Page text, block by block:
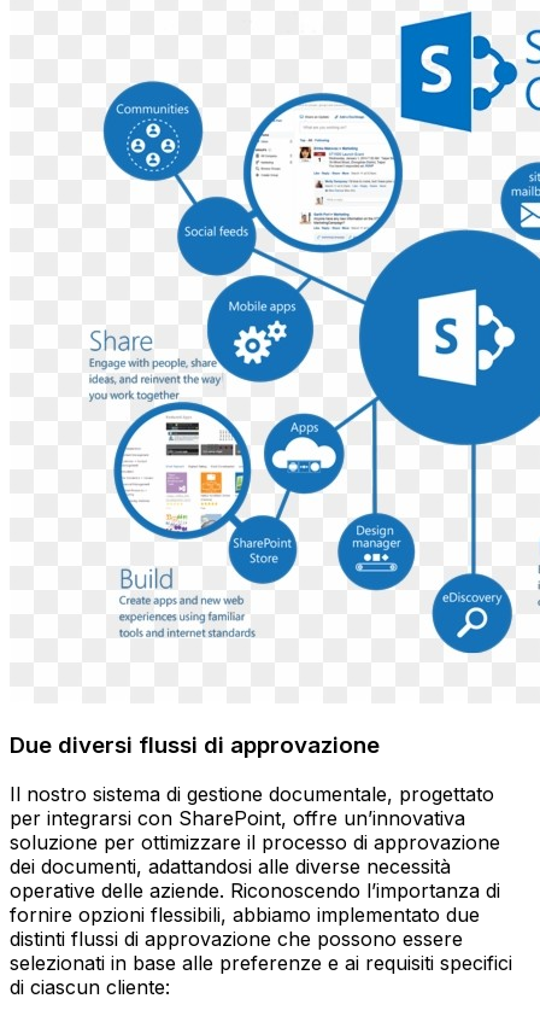
Due diversi flussi di approvazione
Il nostro sistema di gestione documentale, progettato
per integrarsi con SharePoint, offre un’innovativa
soluzione per ottimizzare il processo di approvazione
dei documenti, adattandosi alle diverse necessità
operative delle aziende. Riconoscendo l’importanza di
fornire opzioni flessibili, abbiamo implementato due
distinti flussi di approvazione che possono essere
selezionati in base alle preferenze e ai requisiti specifici
di ciascun cliente: